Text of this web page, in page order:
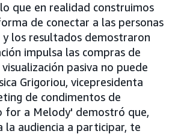
que en realidad construimos
de conectar a las personas
y los resultados demostraron
impulsa las compras de
pasiva no puede
Grigoriou, vicepresidenta
de condimentos de
for a Melody' demostró que,
la audiencia a participar, te